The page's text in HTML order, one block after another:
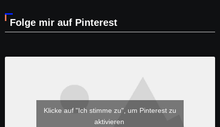
Folge mir auf Pinterest
Klicke auf "Ich stimme zu", um Pinterest zu
aktivieren